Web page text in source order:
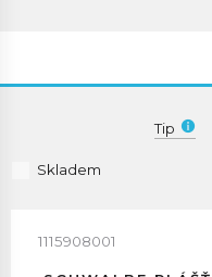
Tip
Skladem
1115908001